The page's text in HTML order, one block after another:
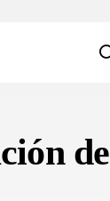
de